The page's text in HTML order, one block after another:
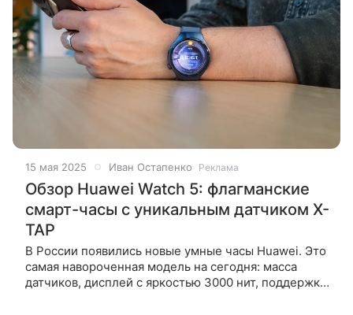
15 мая 2025 Иван Остапенко Реклама
Обзор Huawei Watch 5: флагманские
смарт-часы с уникальным датчиком X-
TAP
В России появились новые умные часы Huawei. Это
самая навороченная модель на сегодня: масса
датчиков, дисплей с яркостью 3000 нит, поддержка